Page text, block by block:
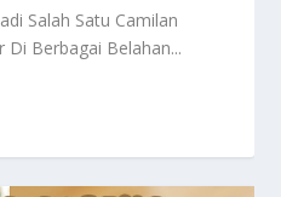
Salah Satu Camilan
Di Berbagai Belahan...